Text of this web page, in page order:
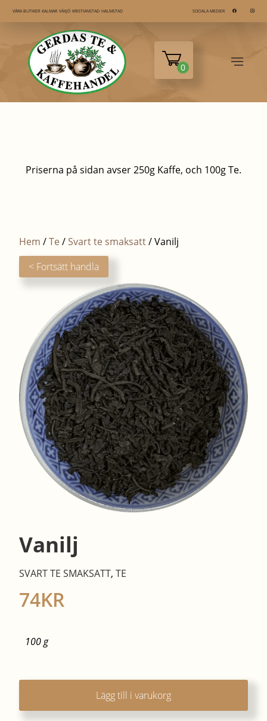
VÅRA BUTIKER KALMAR VÄXJÖ KRISTIANSTAD HALMSTAD SOCIALA MEDIER
0
Priserna på sidan avser 250g Kaffe, och 100g Te.
Hem /Te / Svart te smaksatt/ Vanilj
< Fortsätt handla
Vanilj
SVART TE SMAKSATT, TE
74KR
100 g
Lägg till i varukorg